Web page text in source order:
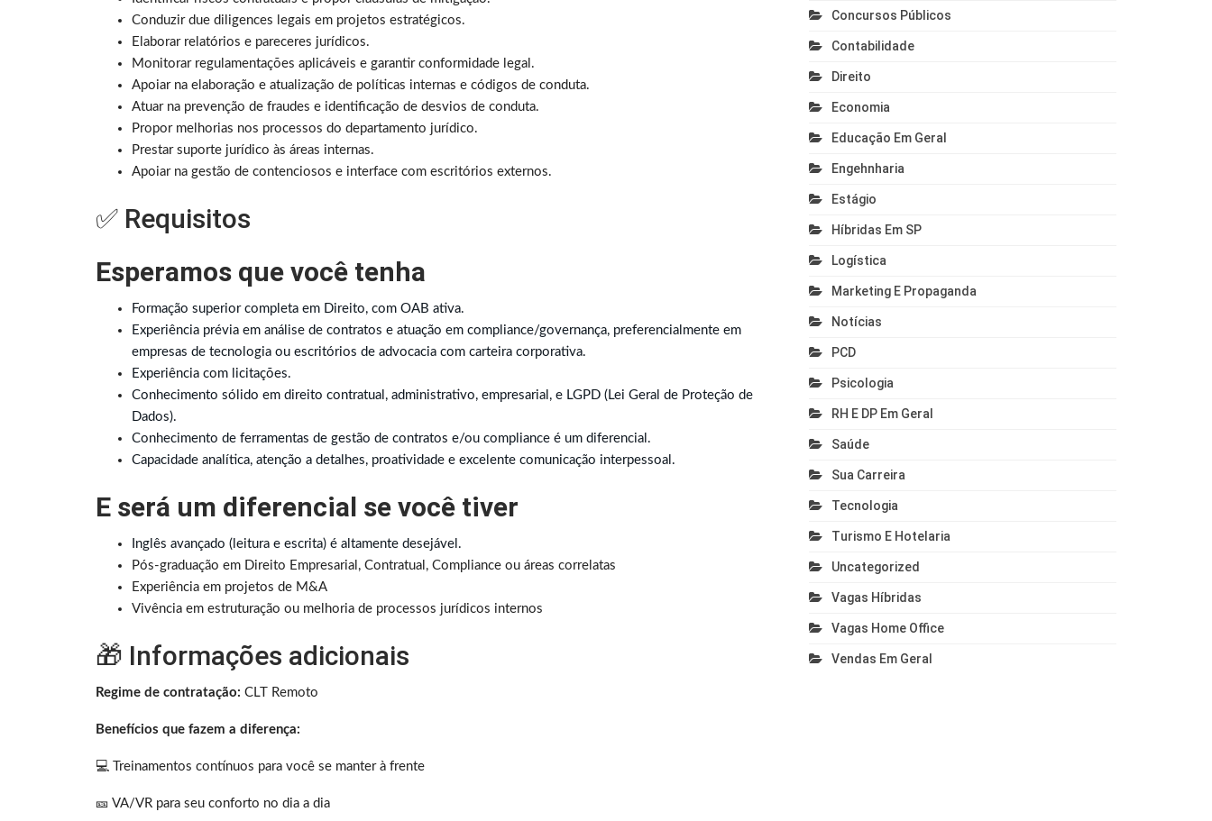
Conduzir due diligences legais em projetos estratégicos.
Elaborar relatórios e pareceres jurídicos.
Monitorar regulamentações aplicáveis e garantir conformidade legal.
Apoiar na elaboração e atualização de políticas internas e códigos de conduta.
Atuar na prevenção de fraudes e identificação de desvios de conduta.
Propor melhorias nos processos do departamento jurídico.
Prestar suporte jurídico às áreas internas.
Apoiar na gestão de contenciosos e interface com escritórios externos.
✅ Requisitos
Esperamos que você tenha
Formação superior completa em Direito, com OAB ativa.
Experiência prévia em análise de contratos e atuação em compliance/governança, preferencialmente em
empresas de tecnologia ou escritórios de advocacia com carteira corporativa.
Experiência com licitações.
Conhecimento sólido em direito contratual, administrativo, empresarial, e LGPD (Lei Geral de Proteção de
Dados).
Conhecimento de ferramentas de gestão de contratos e/ou compliance é um diferencial.
Capacidade analítica, atenção a detalhes, proatividade e excelente comunicação interpessoal.
E será um diferencial se você tiver
Inglês avançado (leitura e escrita) é altamente desejável.
Pós-graduação em Direito Empresarial, Contratual, Compliance ou áreas correlatas
Experiência em projetos de M&A
Vivência em estruturação ou melhoria de processos jurídicos internos
🎁 Informações adicionais
Regime de contratação: CLT Remoto
Benefícios que fazem a diferença:
💻 Treinamentos contínuos para você se manter à frente
🎫 VA/VR para seu conforto no dia a dia
Concursos Públicos
Contabilidade
Direito
Economia
Educação Em Geral
Engehnharia
Estágio
Híbridas Em SP
Logística
Marketing E Propaganda
Notícias
PCD
Psicologia
RH E DP Em Geral
Saúde
Sua Carreira
Tecnologia
Turismo E Hotelaria
Uncategorized
Vagas Híbridas
Vagas Home Office
Vendas Em Geral